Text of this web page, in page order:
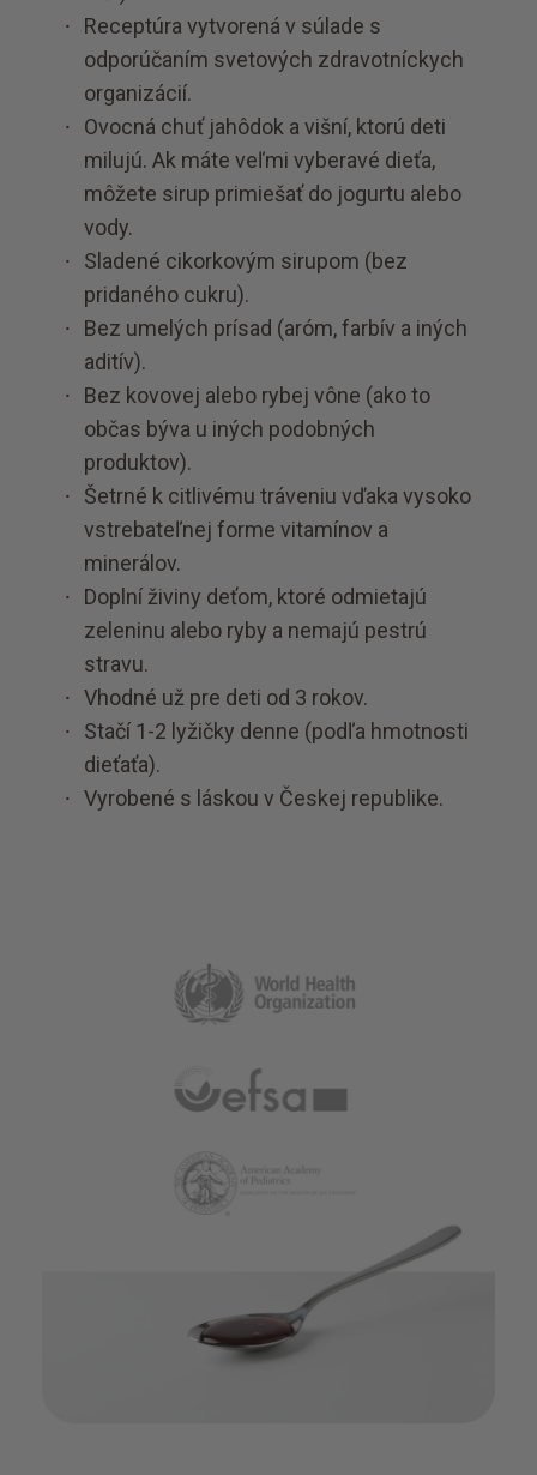
Receptúra vytvorená v súlade s
odporúčaním svetových zdravotníckych
organizácií.
Ovocná chuť jahôdok a višní, ktorú deti
milujú. Ak máte veľmi vyberavé dieťa,
môžete sirup primiešať do jogurtu alebo
vody.
Sladené cikorkovým sirupom (bez
pridaného cukru).
Bez umelých prísad (aróm, farbív a iných
aditív).
Bez kovovej alebo rybej vône (ako to
občas býva u iných podobných
produktov).
Šetrné k citlivému tráveniu vďaka vysoko
vstrebateľnej forme vitamínov a
minerálov.
Doplní živiny deťom, ktoré odmietajú
zeleninu alebo ryby a nemajú pestrú
stravu.
Vhodné už pre deti od 3 rokov.
Stačí 1-2 lyžičky denne (podľa hmotnosti
dieťaťa).
Vyrobené s láskou v Českej republike.